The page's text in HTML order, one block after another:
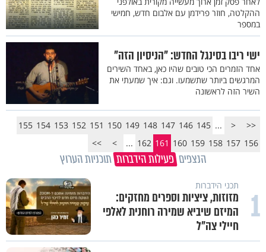
ההקלטה, חוזר פרידמן עם אלבום חדש, חמישי
במספר
ישי ריבו בסינגל החדש: "הניסיון הזה"
אחד הזמרים הכי טובים שהיו כאן, באחד השירים
המרגשים ביותר שתשמעו. וגם: איך שמעתי את
השיר הזה לראשונה
<<
<
...
145
146
147
148
149
150
151
152
153
154
155
156
157
158
159
160
161
162
...
>
>>
הנצפים פעילות הידברות תוכניות הערוץ
1 תכני הידברות
מזוזות, ציציות וספרים מחזקים:
המיזם שיביא שמירה רוחנית לאלפי
חיילי צה"ל